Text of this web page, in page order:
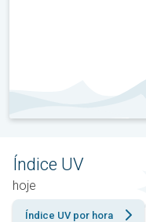
Índice UV
hoje
Índice UV por hora